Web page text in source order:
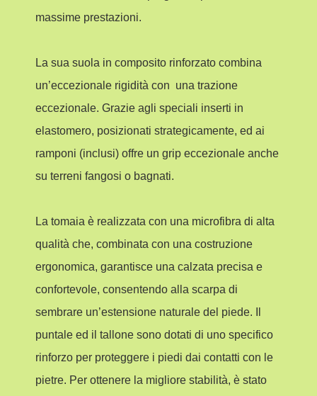
massime prestazioni.
La sua suola in composito rinforzato combina
un’eccezionale rigidità con una trazione
eccezionale. Grazie agli speciali inserti in
elastomero, posizionati strategicamente, ed ai
ramponi (inclusi) offre un grip eccezionale anche
su terreni fangosi o bagnati.
La tomaia è realizzata con una microfibra di alta
qualità che, combinata con una costruzione
ergonomica, garantisce una calzata precisa e
confortevole, consentendo alla scarpa di
sembrare un’estensione naturale del piede. Il
puntale ed il tallone sono dotati di uno specifico
rinforzo per proteggere i piedi dai contatti con le
pietre. Per ottenere la migliore stabilità, è stato